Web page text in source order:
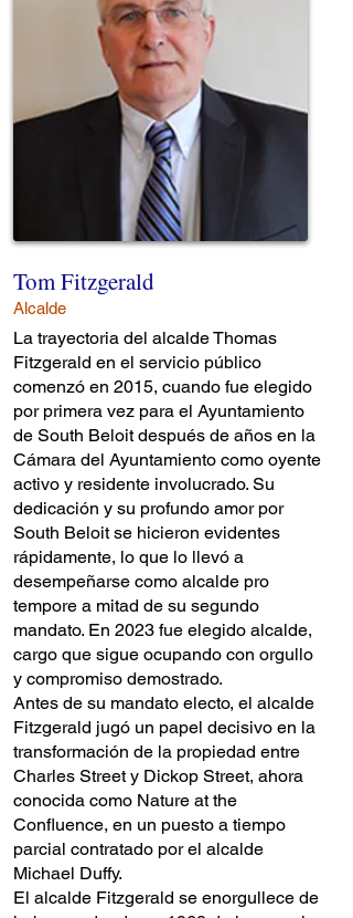
Tom Fitzgerald
Alcalde
La trayectoria del alcalde Thomas
Fitzgerald en el servicio público
comenzó en 2015, cuando fue elegido
por primera vez para el Ayuntamiento
de South Beloit después de años en la
Cámara del Ayuntamiento como oyente
activo y residente involucrado. Su
dedicación y su profundo amor por
South Beloit se hicieron evidentes
rápidamente, lo que lo llevó a
desempeñarse como alcalde pro
tempore a mitad de su segundo
mandato. En 2023 fue elegido alcalde,
cargo que sigue ocupando con orgullo
y compromiso demostrado.
Antes de su mandato electo, el alcalde
Fitzgerald jugó un papel decisivo en la
transformación de la propiedad entre
Charles Street y Dickop Street, ahora
conocida como Nature at the
Confluence, en un puesto a tiempo
parcial contratado por el alcalde
Michael Duffy.
El alcalde Fitzgerald se enorgullece de